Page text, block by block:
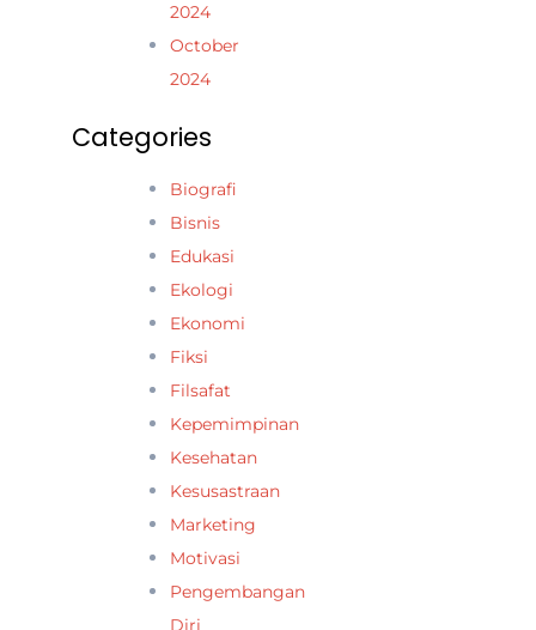
2024
October
2024
Categories
Biografi
Bisnis
Edukasi
Ekologi
Ekonomi
Fiksi
Filsafat
Kepemimpinan
Kesehatan
Kesusastraan
Marketing
Motivasi
Pengembangan
Diri